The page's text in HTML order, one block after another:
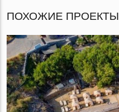
ПОХОЖИЕ ПРОЕКТЫ